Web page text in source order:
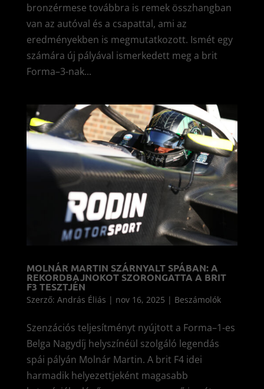
bronzérmese továbbra is remek összhangban
van az autóval és a csapattal, ami az
eredményekben is megmutatkozott. Ismét egy
számára új pályával ismerkedett meg a brit
Forma–3-nak...
MOLNÁR MARTIN SZÁRNYALT SPÁBAN: A
REKORDBAJNOKOT SZORONGATTA A BRIT
F3 TESZTJÉN
Szerző: András Éliás | nov 16, 2025 | Beszámolók
Szenzációs teljesítményt nyújtott a Forma–1-es
Belga Nagydíj helyszínéül szolgáló legendás
spái pályán Molnár Martin. A brit F4 idei
harmadik helyezettjeként magasabb